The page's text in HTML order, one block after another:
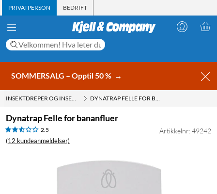
PRIVATPERSON BEDRIFT
SOMMERSALG – Opptil 50 % →
INSEKTDREPER OG INSEKTFANGER DYNATRAP FELLE FOR BANANFLUER
Dynatrap Felle for bananfluer
2.5
(12 kundeanmeldelser)
Artikkelnr: 49242